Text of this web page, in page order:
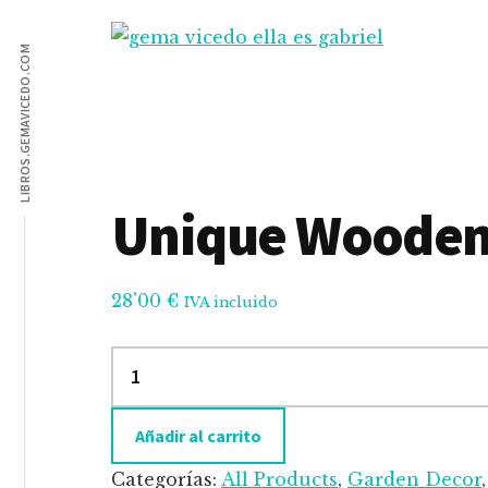
contenido
principal
barra
lateral
principal
Additional
menu
LIBROS.GEMAVICEDO.COM
Unique
28'00 € IVA incluido
Añadir al carrito
Categorías: All Products, Garden Decor,